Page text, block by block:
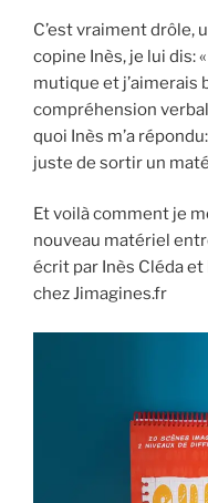
C’est vraiment drôle,
copine Inès, je lui dis:
mutique et j’aimerais
compréhension
quoi Inès m’a
juste de sortir un
Et voilà comment je
nouveau matériel
écrit par Inès Cléda
chez Jimagines.fr